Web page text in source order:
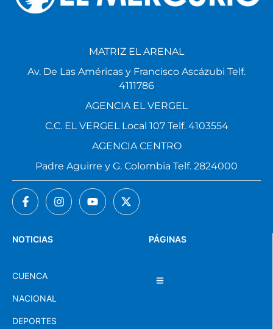
PÁGINAS
NOTICIAS
CUENCA
NACIONAL
DEPORTES
MATRIZ EL ARENAL
Av. De Las Américas y Francisco Ascázubi Telf.
4111786
AGENCIA EL VERGEL
C.C. EL VERGEL Local 107 Telf. 4103554
AGENCIA CENTRO
Padre Aguirre y G. Colombia Telf. 2824000